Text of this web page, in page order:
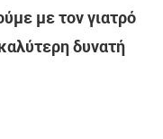
με τον γιατρό
δυνατή